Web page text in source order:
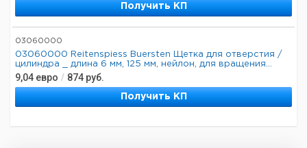
Получить КП
03060000
03060000 Reitenspiess Buersten Щетка для отверстия /
цилиндра _ длина 6 мм, 125 мм, нейлон, для вращения...
9,04 евро / 874 руб.
Получить КП